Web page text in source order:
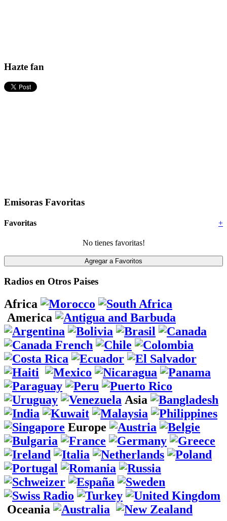
Hazte fan
Emisoras Favoritas
+
Favoritas
No tienes favoritas!
Radios en Otros Paises
Africa
America
Asia
Europe
Oceania